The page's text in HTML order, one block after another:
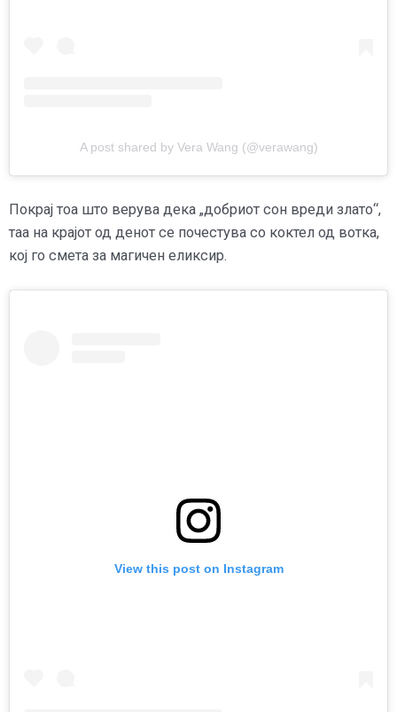
A post shared by Vera Wang (@verawang)
Покрај тоа што верува дека „добриот сон вреди злато“,
таа на крајот од денот се почестува со коктел од вотка,
кој го смета за магичен еликсир.
View this post on Instagram